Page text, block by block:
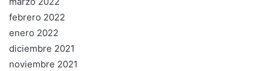
febrero 2022
enero 2022
diciembre 2021
noviembre 2021